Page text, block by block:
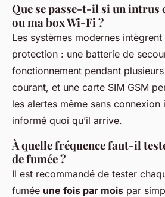
Que se passe-t-il si un intrus
ou ma box Wi-Fi ?
Les systèmes modernes
protection : une batterie de
fonctionnement pendant
courant, et une carte SIM GSM
les alertes même sans connexion
informé quoi qu’il arrive.
À quelle fréquence faut-il
de fumée ?
Il est recommandé de tester
fumée une fois par mois par